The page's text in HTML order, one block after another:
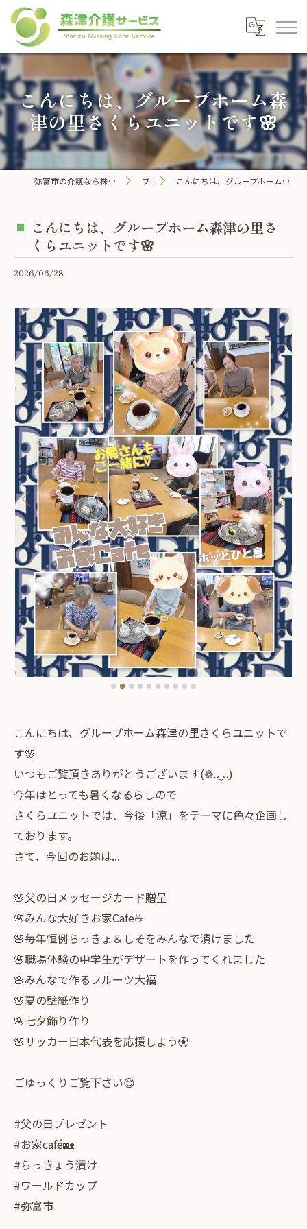
こんにちは、グループホーム森
津の里さくらユニットです🌸
弥富市の介護なら株式会社森津介護サービス ブログ こんにちは、グループホーム森津の里さくらユニットです🌸
こんにちは、グループホーム森津の里さ
くらユニットです🌸
2026/06/28
こんにちは、グループホーム森津の里さくらユニットで
す🌸
いつもご覧頂きありがとうございます(❁ᴗ͈ˬᴗ͈)
今年はとっても暑くなるらしので
さくらユニットでは、今後「涼」をテーマに色々企画し
ております。
さて、今回のお題は...
🌸父の日メッセージカード贈呈
🌸みんな大好きお家Cafe☕️
🌸毎年恒例らっきょ＆しそをみんなで漬けました
🌸職場体験の中学生がデザートを作ってくれました
🌸みんなで作るフルーツ大福
🌸夏の壁紙作り
🌸七夕飾り作り
🌸サッカー日本代表を応援しよう⚽️
ごゆっくりご覧下さい😊
#父の日プレゼント
#お家café🏡
#らっきょう漬け
#ワールドカップ
#弥富市